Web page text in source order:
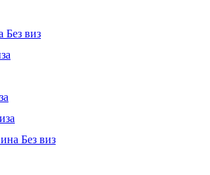
Без виз
Без виз